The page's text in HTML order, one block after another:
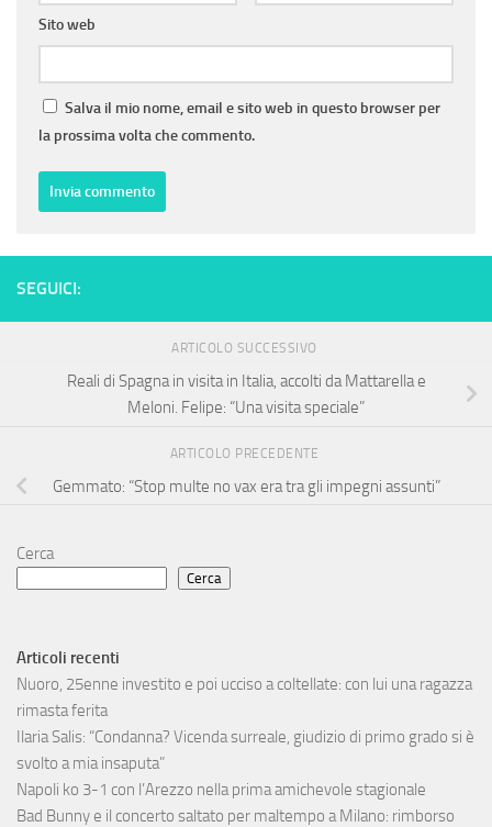
Sito web
Salva il mio nome, email e sito web in questo browser per
la prossima volta che commento.
SEGUICI:
ARTICOLO SUCCESSIVO
Reali di Spagna in visita in Italia, accolti da Mattarella e
Meloni. Felipe: “Una visita speciale”
ARTICOLO PRECEDENTE
Gemmato: “Stop multe no vax era tra gli impegni assunti”
Cerca
Cerca
Articoli recenti
Nuoro, 25enne investito e poi ucciso a coltellate: con lui una ragazza
rimasta ferita
Ilaria Salis: “Condanna? Vicenda surreale, giudizio di primo grado si è
svolto a mia insaputa”
Napoli ko 3-1 con l’Arezzo nella prima amichevole stagionale
Bad Bunny e il concerto saltato per maltempo a Milano: rimborso